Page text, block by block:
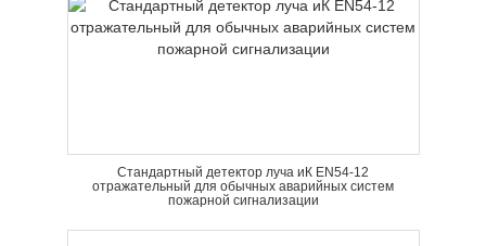
Стандартный детектор луча иК EN54-12
отражательный для обычных аварийных систем
пожарной сигнализации